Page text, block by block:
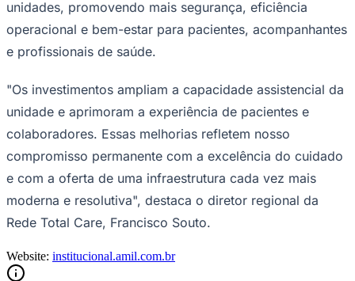
unidades, promovendo mais segurança, eficiência
operacional e bem-estar para pacientes, acompanhantes
e profissionais de saúde.
"Os investimentos ampliam a capacidade assistencial da
unidade e aprimoram a experiência de pacientes e
colaboradores. Essas melhorias refletem nosso
compromisso permanente com a excelência do cuidado
e com a oferta de uma infraestrutura cada vez mais
moderna e resolutiva", destaca o diretor regional da
Rede Total Care, Francisco Souto.
Website: institucional.amil.com.br